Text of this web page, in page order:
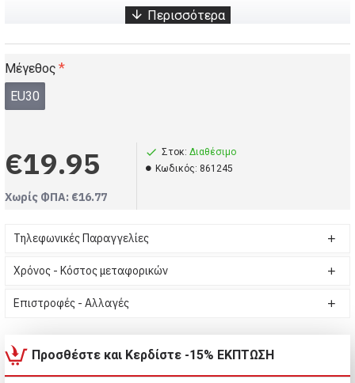
€19.95
Χωρίς ΦΠΑ: €16.77
Στοκ: Διαθέσιμο
Kωδικός: 861245
Μέγεθος
EU30
Τηλεφωνικές Παραγγελίες
Χρόνος - Κόστος μεταφορικών
Επιστροφές - Αλλαγές
Προσθέστε και Κερδίστε -15% ΕΚΠΤΩΣΗ